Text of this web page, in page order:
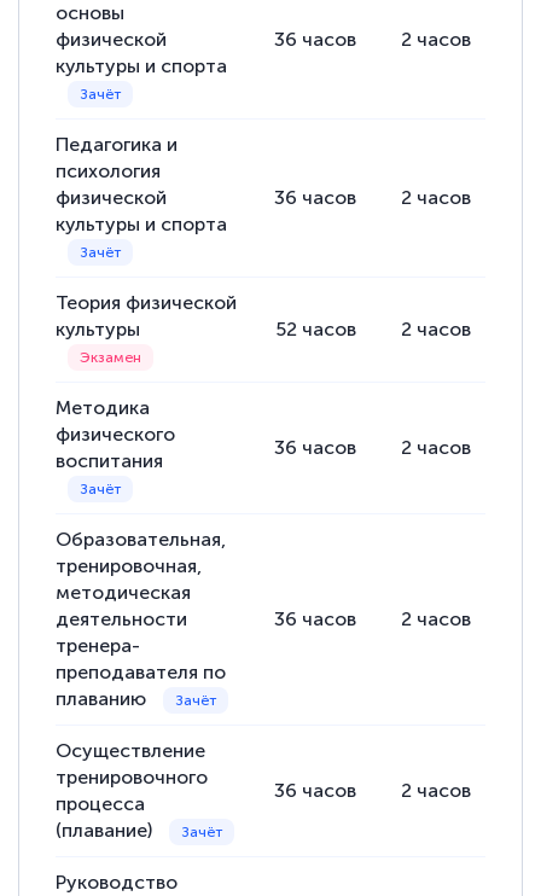
основы
физической
культуры и спорта
36 часов 2 часов
Педагогика и
психология
физической
культуры и спорта
36 часов 2 часов
Теория физической
культуры
52 часов 2 часов
Методика
физического
воспитания
36 часов 2 часов
Образовательная,
тренировочная,
методическая
деятельности
тренера-
преподавателя по
плаванию
36 часов 2 часов
Осуществление
тренировочного
процесса
(плавание)
36 часов 2 часов
Руководство